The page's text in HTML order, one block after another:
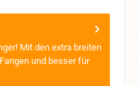
Mit den extra breiten
und besser für